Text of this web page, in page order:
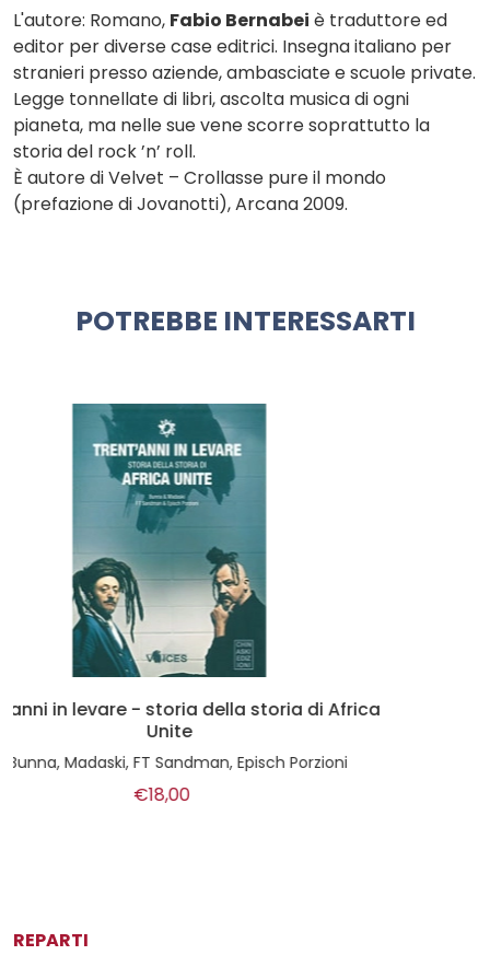
L'autore: Romano, Fabio Bernabei è traduttore ed
editor per diverse case editrici. Insegna italiano per
stranieri presso aziende, ambasciate e scuole private.
Legge tonnellate di libri, ascolta musica di ogni
pianeta, ma nelle sue vene scorre soprattutto la
storia del rock ’n’ roll.
È autore di Velvet – Crollasse pure il mondo
(prefazione di Jovanotti), Arcana 2009.
POTREBBE INTERESSARTI
Dave Grohl - Nirvana, Foo Fighters e altre
disavventure
diMartin James
REPARTI